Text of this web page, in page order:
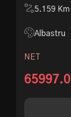
5.159 Km
Albastru
NET
65997.0